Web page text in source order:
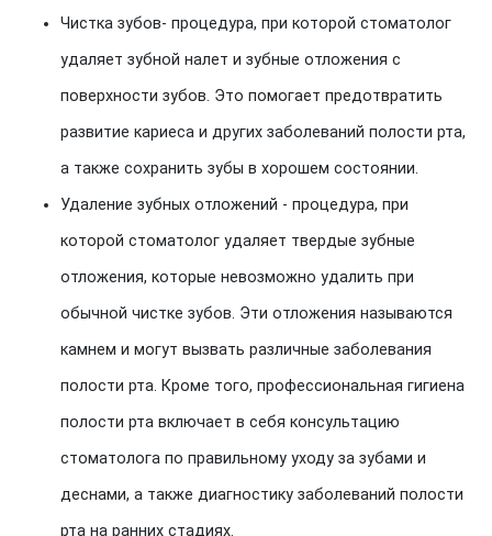
Чистка зубов- процедура, при которой стоматолог
удаляет зубной налет и зубные отложения с
поверхности зубов. Это помогает предотвратить
развитие кариеса и других заболеваний полости рта,
а также сохранить зубы в хорошем состоянии.
Удаление зубных отложений - процедура, при
которой стоматолог удаляет твердые зубные
отложения, которые невозможно удалить при
обычной чистке зубов. Эти отложения называются
камнем и могут вызвать различные заболевания
полости рта. Кроме того, профессиональная гигиена
полости рта включает в себя консультацию
стоматолога по правильному уходу за зубами и
деснами, а также диагностику заболеваний полости
рта на ранних стадиях.